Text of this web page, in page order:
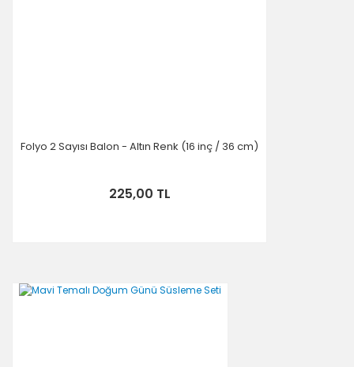
Folyo 2 Sayısı Balon - Altın Renk (16 inç / 36 cm)
225,00 TL